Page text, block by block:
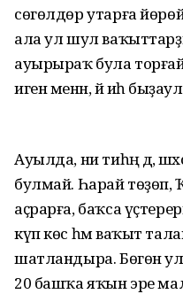
сөгөлдөр утарға
ала ул шул
ауырыраҡ була
иген менән, йә иһә
Ауылда, ни тиһәң дә,
булмай. Һарай төҙөп,
аҫрарға, баҡса
күп көс һәм ваҡыт талап
шатландыра. Бөгөн
20 башҡа яҡын эре